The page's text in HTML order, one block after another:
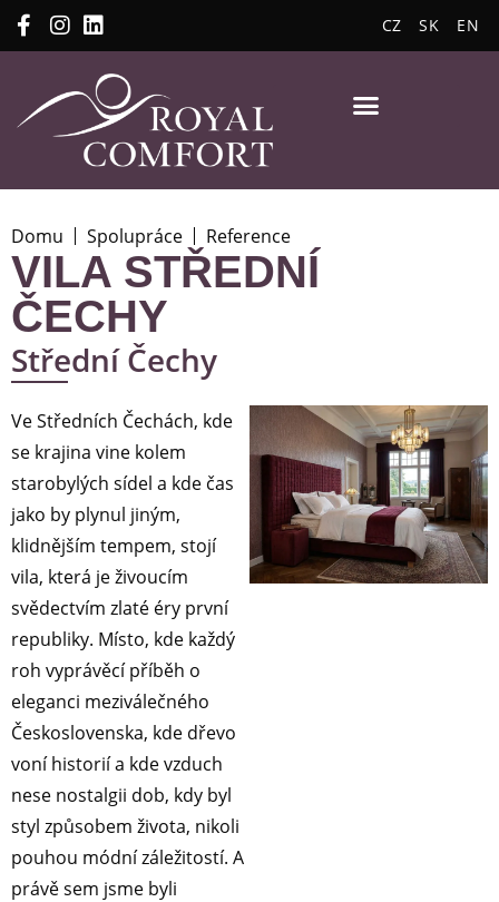
CZ SK EN
Domu Spolupráce Reference
VILA STŘEDNÍ
ČECHY
Střední Čechy
Ve Středních Čechách, kde
se krajina vine kolem
starobylých sídel a kde čas
jako by plynul jiným,
klidnějším tempem, stojí
vila, která je živoucím
svědectvím zlaté éry první
republiky. Místo, kde každý
roh vyprávěcí příběh o
eleganci meziválečného
Československa, kde dřevo
voní historií a kde vzduch
nese nostalgii dob, kdy byl
styl způsobem života, nikoli
pouhou módní záležitostí. A
právě sem jsme byli